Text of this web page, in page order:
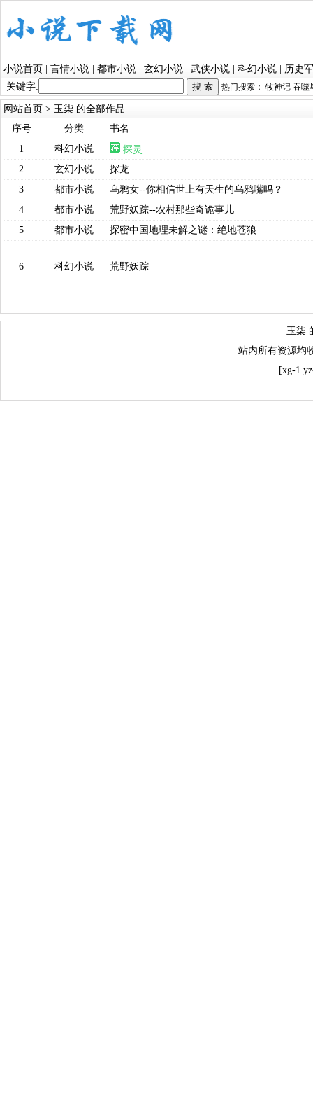
小说首页 言情小说 都市小说 玄幻小说 武侠小说 科幻小说
历史
关键字:
热门搜索： 牧神记 吞噬
网站首页 > 玉柒 的全部作品
序号
分类
书名
1
科幻小说
探灵
2
玄幻小说
探龙
3
都市小说
乌鸦女--你相信世上有天生的乌鸦嘴吗？
4
都市小说
荒野妖踪--农村那些奇诡事儿
5
都市小说 探密中国地理未解之谜：绝地苍狼
6 科幻小说 荒野妖踪
玉柒
站内所有资源均
[xg-1